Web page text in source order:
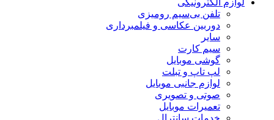
لوازم الکترونیکی
تلفن بی‌سیم رومیزی
دوربین عکاسی و فیلمبرداری
سایر
سیم کارت
گوشی موبایل
لپ تاپ و تبلت
لوازم جانبی موبایل
صوتی و تصویری
تعمیرات موبایل